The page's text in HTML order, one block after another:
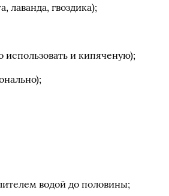
лаванда, гвоздика);
и кипяченую);
водой до половины;